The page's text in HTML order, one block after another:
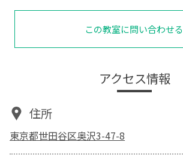
この教室に問い合わせる
アクセス情報
住所
東京都世田谷区奥沢3-47-8